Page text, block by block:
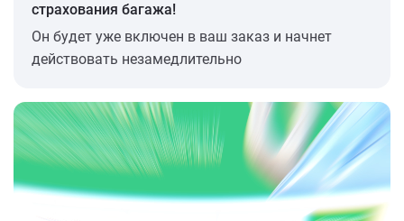
страхования багажа!
Он будет уже включен в ваш заказ и начнет
действовать незамедлительно